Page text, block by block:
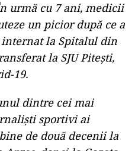
urmă cu 7 ani, medicii
un picior după ce a
internat la Spitalul din
la SJU Pitești,
19.
dintre cei mai
sportivi ai
de două decenii la